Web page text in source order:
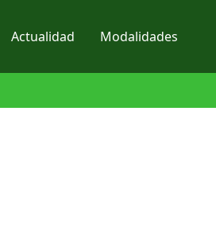
Actualidad Modalidades